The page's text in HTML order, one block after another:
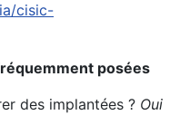
cisic-
posées
des implantées ? Oui